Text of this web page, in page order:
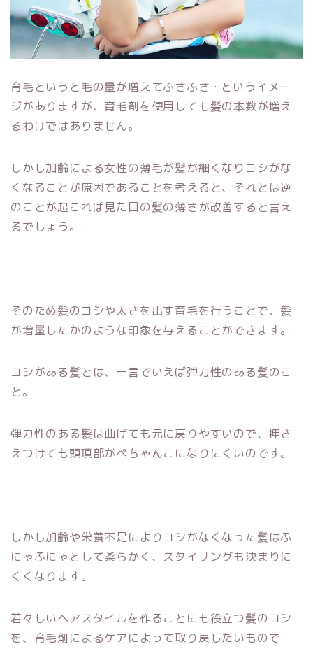
育毛というと毛の量が増えてふさふさ…というイメー
ジがありますが、育毛剤を使用しても髪の本数が増え
るわけではありません。
しかし加齢による女性の薄毛が髪が細くなりコシがな
くなることが原因であることを考えると、それとは逆
のことが起これば見た目の髪の薄さが改善すると言え
るでしょう。
そのため髪のコシや太さを出す育毛を行うことで、髪
が増量したかのような印象を与えることができます。
コシがある髪とは、一言でいえば弾力性のある髪のこ
と。
弾力性のある髪は曲げても元に戻りやすいので、押さ
えつけても頭頂部がぺちゃんこになりにくいのです。
しかし加齢や栄養不足によりコシがなくなった髪はふ
にゃふにゃとして柔らかく、スタイリングも決まりに
くくなります。
若々しいヘアスタイルを作ることにも役立つ髪のコシ
を、育毛剤によるケアによって取り戻したいもので